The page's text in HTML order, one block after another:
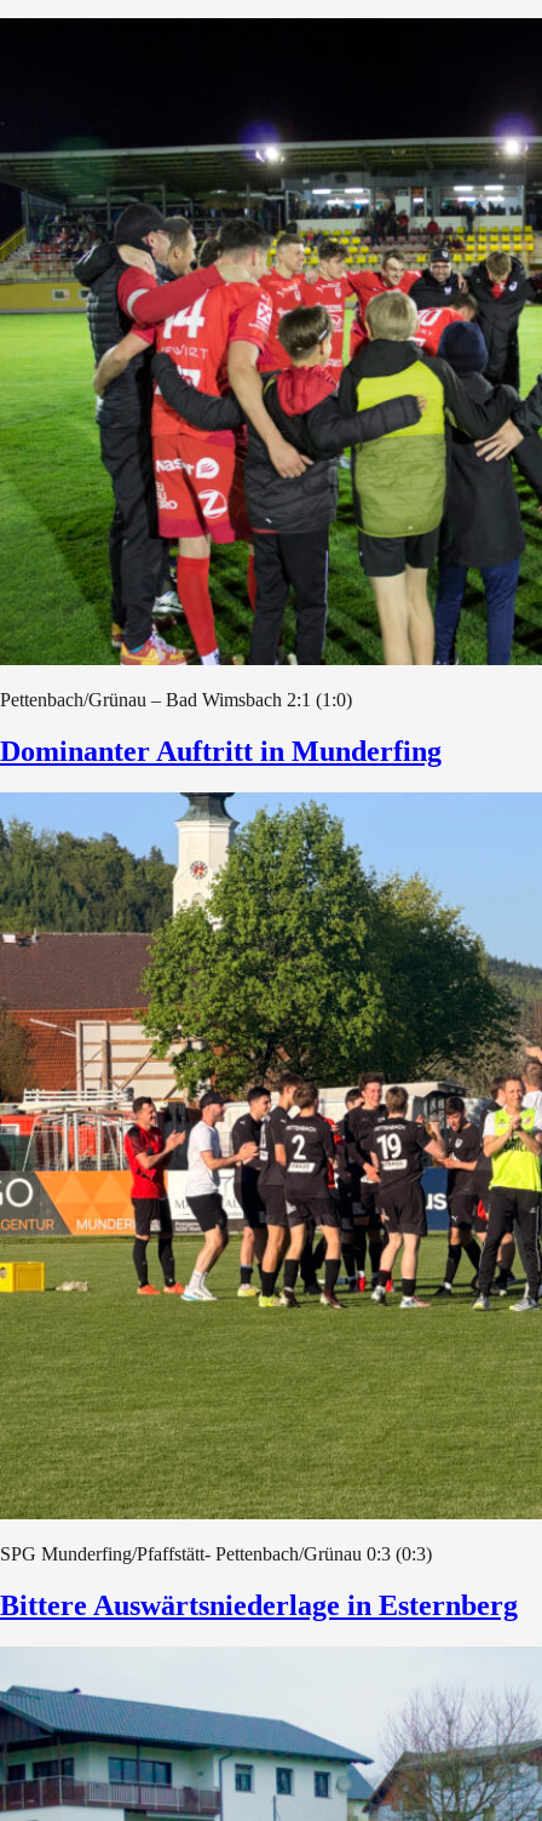
Pettenbach/Grünau – Bad Wimsbach 2:1 (1:0)
Dominanter Auftritt in Munderfing
SPG Munderfing/Pfaffstätt- Pettenbach/Grünau 0:3 (0:3)
Bittere Auswärtsniederlage in Esternberg